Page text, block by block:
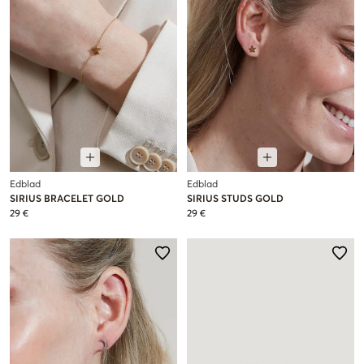
Edblad
SIRIUS BRACELET GOLD
29 €
Edblad
SIRIUS STUDS GOLD
29 €